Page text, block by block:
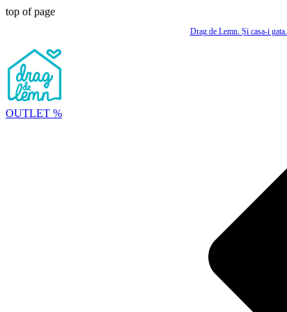
top of page
Drag de Lemn. Și casa-i gata.
OUTLET %